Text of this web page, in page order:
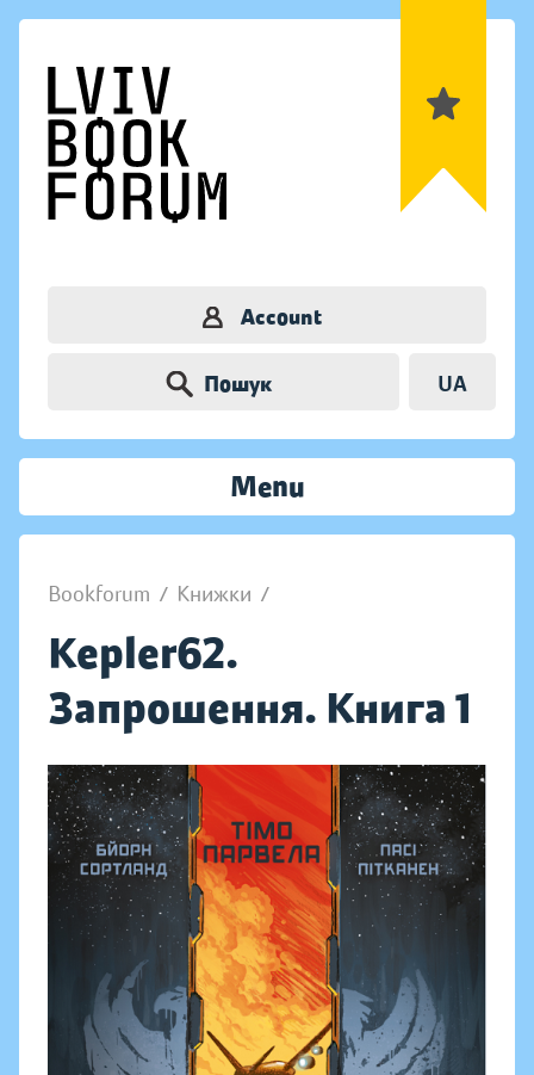
Account
Пошук UA
Menu
Bookforum / Книжки /
Kepler62.
Запрошення. Книга 1